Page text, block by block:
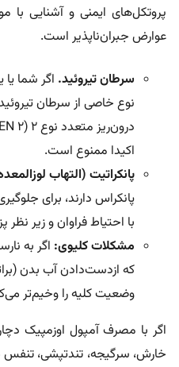
پروتکل‌های ایمنی و آشنایی با
عوارض جبران‌ناپذیر است.
سرطان تیروئید. اگر شما یا
اکیدا ممنوع است.
پانکراتیت (التهاب
پانکراس دارند، برای
با احتیاط فراوان و زیر
مشکلات کلیوی: اگر به
که ازدست‌دادن آب بدن
وضعیت کلیه را وخیم‌تر
اگر با مصرف آمپول اوزمپیک
خارش، سرگیجه، تندتپشی، تنفس